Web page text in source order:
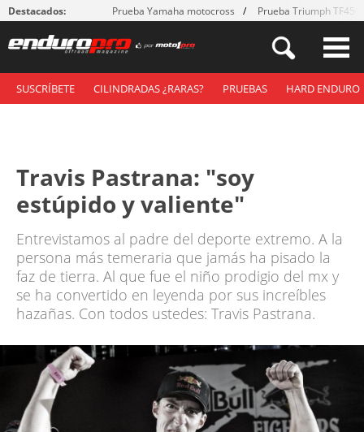
Destacados: Prueba Yamaha motocross Prueba Triumph
SUSCRÍBETE CILINDRADAS ¿RARAS? PRUEBAS HARD ENDURO
Travis Pastrana: "soy
estúpido y valiente"
Entrevistamos al padre del deporte extremo. A la
persona más temeraria que jamás ha pisado la
faz de tierra. Al que fue el niño prodigio del mx y
se ha convertido en leyenda por sus increíbles
hazañas. Con todos ustedes: Travis Pastrana.